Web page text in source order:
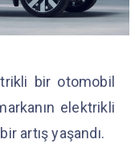
bir otomobil
elektrikli
artış yaşandı.